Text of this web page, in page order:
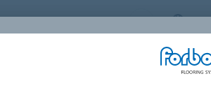
FORBO FLOORING SYSTEMS